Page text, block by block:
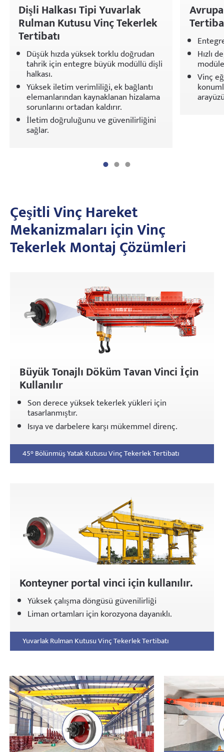
Dişli Halkası Tipi Yuvarlak
Rulman Kutusu Vinç Tekerlek
Tertibatı
Düşük hızda yüksek torklu doğrudan
tahrik için entegre büyük modüllü dişli
halkası.
Yüksek iletim verimliliği, ek bağlantı
elemanlarından kaynaklanan hizalama
sorunlarını ortadan kaldırır.
İletim doğruluğunu ve güvenilirliğini
sağlar.
Hızlı
Vinç
Çeşitli Vinç Hareket
Mekanizmaları için Vinç
Tekerlek Montaj Çözümleri
Büyük Tonajlı Döküm Tavan Vinci İçin
Kullanılır
Son derece yüksek tekerlek yükleri için
tasarlanmıştır.
Isıya ve darbelere karşı mükemmel direnç.
45° Bölünmüş Yatak Kutusu Vinç Tekerlek Tertibatı
Konteyner portal vinci için kullanılır.
Yüksek çalışma döngüsü güvenilirliği
Liman ortamları için korozyona dayanıklı.
Yuvarlak Rulman Kutusu Vinç Tekerlek Tertibatı